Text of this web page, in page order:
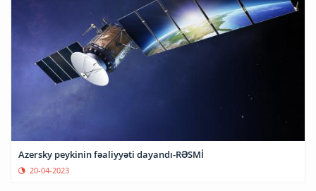
Azersky peykinin fəaliyyəti dayandı-RƏSMİ
20-04-2023